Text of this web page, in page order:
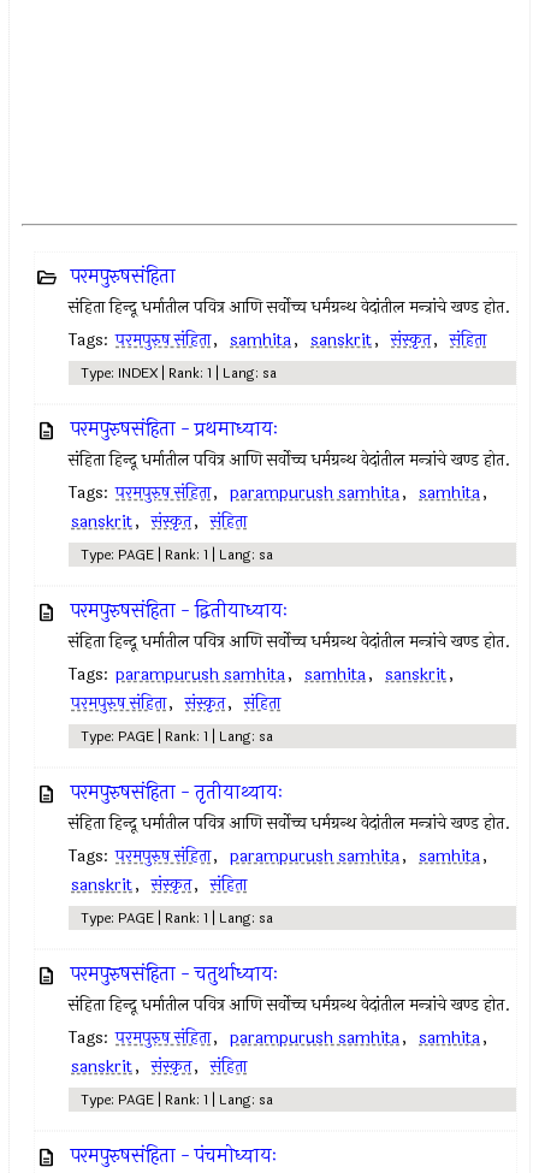
परमपुरुषसंहिता
संहिता हिन्दू धर्मातील पवित्र आणि सर्वोच्च धर्मग्रन्थ वेदांतील मन्त्रांचे खण्ड होत.
Tags: परमपुरुष संहिता, samhita, sanskrit, संस्कृत, संहिता
Type: INDEX | Rank: 1 | Lang: sa
परमपुरुषसंहिता - प्रथमाध्यायः
संहिता हिन्दू धर्मातील पवित्र आणि सर्वोच्च धर्मग्रन्थ वेदांतील मन्त्रांचे खण्ड होत.
Tags: परमपुरुष संहिता, parampurush samhita, samhita,
sanskrit, संस्कृत, संहिता
Type: PAGE | Rank: 1 | Lang: sa
परमपुरुषसंहिता - द्वितीयाध्यायः
संहिता हिन्दू धर्मातील पवित्र आणि सर्वोच्च धर्मग्रन्थ वेदांतील मन्त्रांचे खण्ड होत.
Tags: parampurush samhita, samhita, sanskrit,
परमपुरुष संहिता, संस्कृत, संहिता
Type: PAGE | Rank: 1 | Lang: sa
परमपुरुषसंहिता - तृतीयाथ्यायः
संहिता हिन्दू धर्मातील पवित्र आणि सर्वोच्च धर्मग्रन्थ वेदांतील मन्त्रांचे खण्ड होत.
Tags: परमपुरुष संहिता, parampurush samhita, samhita,
sanskrit, संस्कृत, संहिता
Type: PAGE | Rank: 1 | Lang: sa
परमपुरुषसंहिता - चतुर्थाध्यायः
संहिता हिन्दू धर्मातील पवित्र आणि सर्वोच्च धर्मग्रन्थ वेदांतील मन्त्रांचे खण्ड होत.
Tags: परमपुरुष संहिता, parampurush samhita, samhita,
sanskrit, संस्कृत, संहिता
Type: PAGE | Rank: 1 | Lang: sa
परमपुरुषसंहिता - पंचमोध्यायः